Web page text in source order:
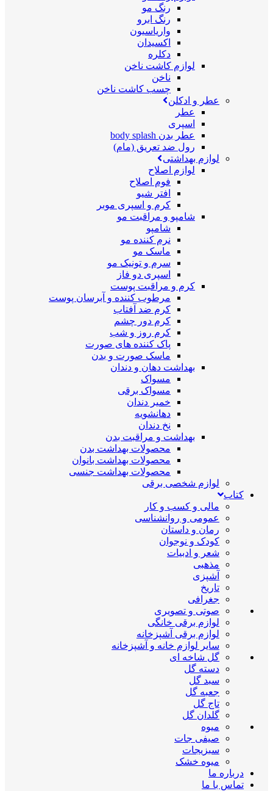
رنگ مو
رنگ ابرو
واریاسیون
اکسیدان
دکلره
لوازم کاشت ناخن
ناخن
چسب کاشت ناخن
عطر و ادکلن
عطر
اسپری
عطر بدن body splash
رول ضد تعریق (مام)
لوازم بهداشتی
لوازم اصلاح
فوم اصلاح
افتر شیو
کرم و اسپری موبر
شامپو و مراقبت مو
شامپو
نرم کننده مو
ماسک مو
سرم و تونیک مو
اسپری دو فاز
کرم و مراقبت پوست
مرطوب کننده و آبرسان پوست
کرم ضد آفتاب
کرم دور چشم
کرم روز و شب
پاک کننده های صورت
ماسک صورت و بدن
بهداشت دهان و دندان
مسواک
مسواک برقی
خمیر دندان
دهانشویه
نخ دندان
بهداشت و مراقبت بدن
محصولات بهداشت بدن
محصولات بهداشت بانوان
محصولات بهداشت جنسی
لوازم شخصی برقی
کتاب
مالی و کسب و کار
عمومی و روانشناسی
رمان و داستان
کودک و نوجوان
شعر و ادبیات
مذهبی
آشپزی
تاریخ
جغرافی
صوتی و تصویری
لوازم برقی خانگی
لوازم برقی آشپزخانه
سایر لوازم خانه و آشپزخانه
گل شاخه ای
دسته گل
سبد گل
جعبه گل
تاج گل
گلدان گل
میوه
صیفی جات
سبزیجات
میوه خشک
درباره ما
تماس با ما